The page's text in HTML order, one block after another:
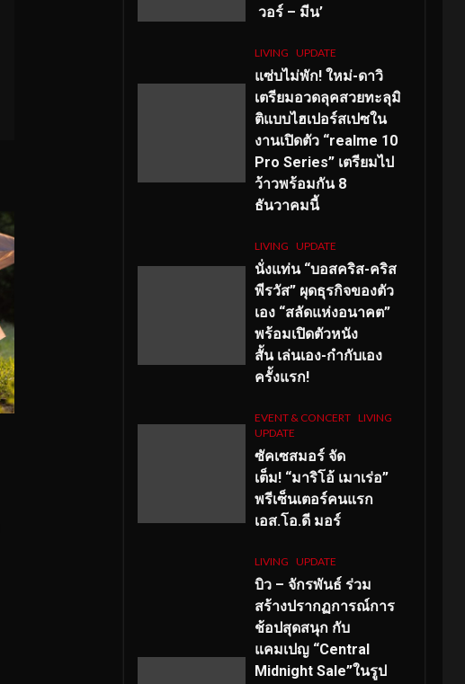
วอร์ – มีน’
LIVING UPDATE
แซ่บไม่พัก! ใหม่-ดาวิ
เตรียมอวดลุคสวยทะลุมิ
ติแบบไฮเปอร์สเปซใน
งานเปิดตัว “realme 10
Pro Series” เตรียมไป
ว้าวพร้อมกัน 8
ธันวาคมนี้
LIVING UPDATE
นั่งแท่น “บอสคริส-คริส
พีรวัส” ผุดธุรกิจของตัว
เอง “สลัดแห่งอนาคต”
พร้อมเปิดตัวหนัง
สั้น เล่นเอง-กำกับเอง
ครั้งแรก!
EVENT & CONCERT LIVING
UPDATE
ซัคเซสมอร์ จัด
เต็ม! “มาริโอ้ เมาเร่อ”
พรีเซ็นเตอร์คนแรก
เอส.โอ.ดี มอร์
LIVING UPDATE
บิว – จักรพันธ์ ร่วม
สร้างปรากฏการณ์การ
ช้อปสุดสนุก กับ
แคมเปญ “Central
Midnight Sale”ในรูป